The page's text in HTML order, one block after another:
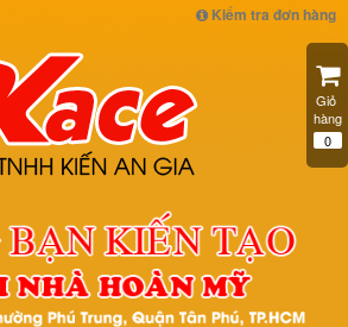
Kiểm tra đơn hàng
Giỏ
hàng
0